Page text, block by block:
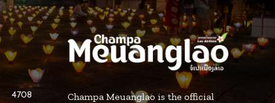
4708
Champa Meuanglao is the official